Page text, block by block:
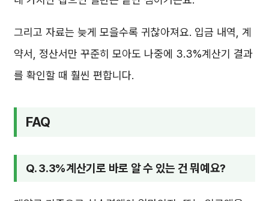
그리고 자료는 늦게 모을수록 귀찮아져요. 입금 내역, 계
약서, 정산서만 꾸준히 모아도 나중에 3.3%계산기 결과
를 확인할 때 훨씬 편합니다.
FAQ
Q. 3.3%계산기로 바로 알 수 있는 건 뭐예요?